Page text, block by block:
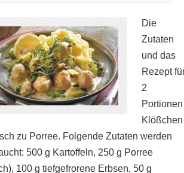
Die
Zutaten
und das
Rezept
2
Portionen
Klößchen
zu Porree. Folgende Zutaten werden
500 g Kartoffeln, 250 g Porree
100 g tiefgefrorene Erbsen, 50 g